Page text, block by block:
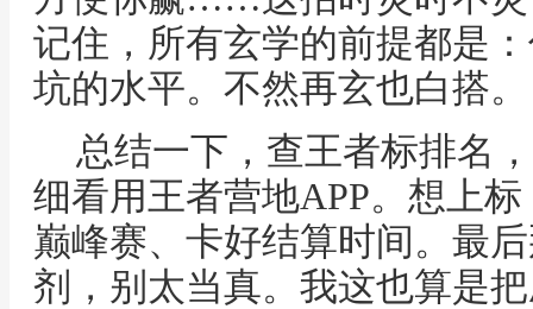
记住，所有玄学的前提都是
坑的水平。不然再玄也白搭。
总结一下，查王者标排名
细看用王者营地APP。想上
巅峰赛、卡好结算时间。最
剂，别太当真。我这也算是